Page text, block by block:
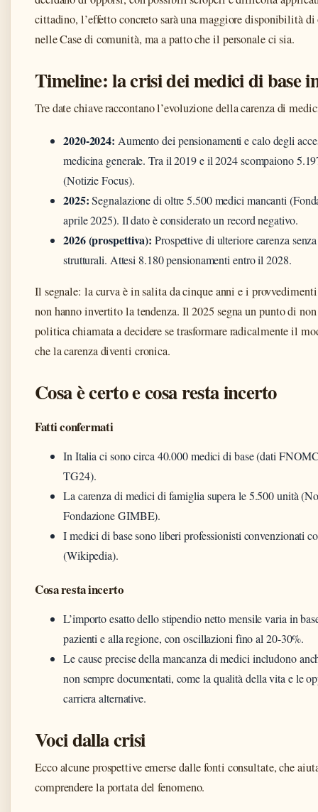
cittadino, l’effetto concreto sarà una maggiore disponibilità
nelle Case di comunità, ma a patto che il personale ci sia.
Timeline: la crisi dei medici di base
Tre date chiave raccontano l’evoluzione della carenza di
2020-2024: Aumento dei pensionamenti e calo degli
medicina generale. Tra il 2019 e il 2024 scompaiono
(Notizie Focus).
2025:Segnalazione di oltre 5.500 medici mancanti
aprile 2025). Il dato è considerato un record negativo.
2026 (prospettiva): Prospettive di ulteriore carenza
strutturali. Attesi 8.180 pensionamenti entro il 2028.
Il segnale: la curva è in salita da cinque anni e i
non hanno invertito la tendenza. Il 2025 segna un punto di
politica chiamata a decidere se trasformare radicalmente il
che la carenza diventi cronica.
Cosa è certo e cosa resta incerto
Fatti confermati
In Italia ci sono circa 40.000 medici di base (dati
TG24).
La carenza di medici di famiglia supera le 5.500 unità
Fondazione GIMBE).
I medici di base sono liberi professionisti convenzionati
(Wikipedia).
Cosa resta incerto
L’importo esatto dello stipendio netto mensile varia in
pazienti e alla regione, con oscillazioni fino al 20-30%.
Le cause precise della mancanza di medici includono
non sempre documentati, come la qualità della vita e le
carriera alternative.
Voci dalla crisi
Ecco alcune prospettive emerse dalle fonti consultate, che
comprendere la portata del fenomeno.